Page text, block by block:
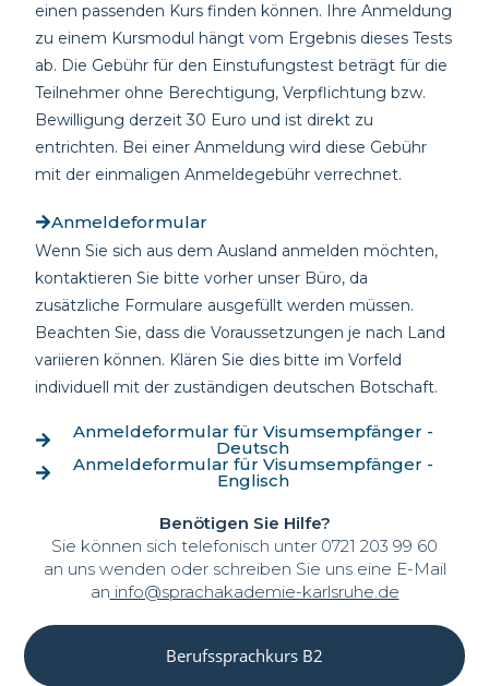
Berufssprachkurs B2
einen passenden Kurs finden können. Ihre Anmeldung
zu einem Kursmodul hängt vom Ergebnis diesesTests
ab. Die Gebühr für den Einstufungstest beträgt für die
Teilnehmer ohne Berechtigung, Verpflichtungbzw.
Bewilligung derzeit 30 Euro und ist direkt zu
entrichten. Bei einer Anmeldung wird diese Gebühr
mit der einmaligen Anmeldegebühr verrechnet.
Anmeldeformular
Wenn Sie sich aus demAusland anmelden möchten,
kontaktieren Sie bitte vorher unser Büro, da
zusätzliche Formulare ausgefüllt werden müssen.
Beachten Sie, dass die Voraussetzungen je nach Land
variieren können. Klären Sie dies bitte im Vorfeld
individuell mit der zuständigen deutschen Botschaft.
Anmeldeformular für Visumsempfänger -
Deutsch
Anmeldeformular für Visumsempfänger -
Englisch
Benötigen Sie Hilfe?
Sie können sich telefonisch unter 0721 203 99 60
an uns wenden oder schreiben Sie uns eine E-Mail
an info@sprachakademie-karlsruhe.de